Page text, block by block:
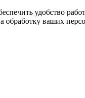
удобство
обработку ваших